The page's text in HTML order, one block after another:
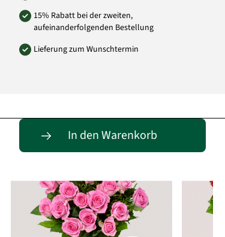
15% Rabatt bei der zweiten,
aufeinanderfolgenden Bestellung
Lieferung zum Wunschtermin
In den Warenkorb
Passende Alternativen